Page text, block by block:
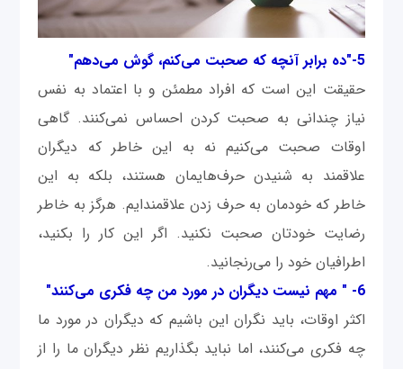
5-"ده برابر آنچه که صحبت می‌کنم، گوش می‌دهم"
حقیقت این است که افراد مطمئن و با اعتماد به نفس
نیاز چندانی به صحبت کردن احساس نمی‌کنند. گاهی
اوقات صحبت می‌کنیم نه به این خاطر که دیگران
علاقمند به شنیدن حرف‌هایمان هستند، بلکه به این
خاطر که خودمان به حرف زدن علاقمندایم. هرگز به خاطر
رضایت خودتان صحبت نکنید. اگر این کار را بکنید،
اطرافیان خود را می‌رنجانید.
6- " مهم نیست دیگران در مورد من چه فکری می‌کنند"
اکثر اوقات، باید نگران این باشیم که دیگران در مورد ما
چه فکری می‌کنند، اما نباید بگذاریم نظر دیگران ما را از